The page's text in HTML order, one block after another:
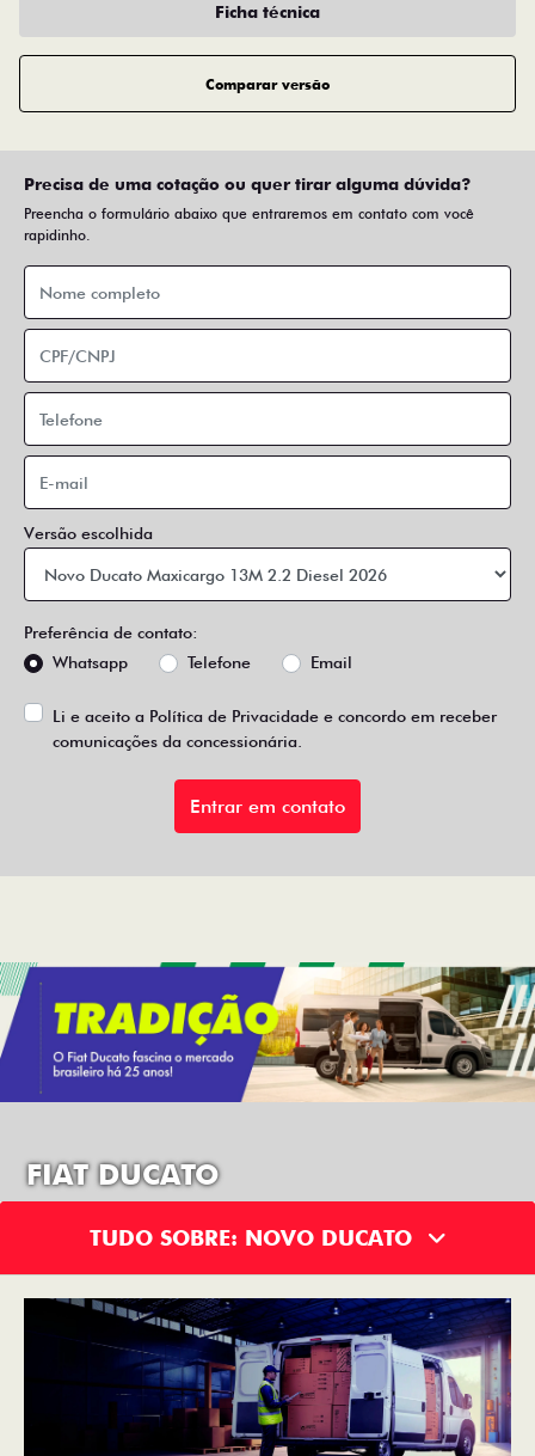
Ficha técnica
Comparar versão
Precisa de uma cotação ou quer tirar alguma dúvida?
Preencha o formulário abaixo que entraremos em contato com você
rapidinho.
Versão escolhida
Preferência de contato:
Whatsapp
Telefone Email
Li e aceito a Política de Privacidade e concordo em receber
comunicações da concessionária.
Entrar em contato
FIAT DUCATO
TUDO SOBRE: NOVO DUCATO